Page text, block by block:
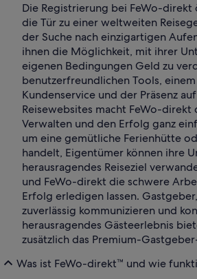
Die Registrierung bei FeWo-
die Tür zu einer weltweiten
der Suche nach einzigartigen
ihnen die Möglichkeit, mit ihrer
eigenen Bedingungen Geld zu
benutzerfreundlichen Tools,
Kundenservice und der Präsenz
Reisewebsites macht FeWo-direkt
Verwalten und den Erfolg ganz
um eine gemütliche Ferienhütte
handelt, Eigentümer können ihre
herausragendes Reiseziel
und FeWo-direkt die schwere
Erfolg erledigen lassen.
zuverlässig kommunizieren und
herausragendes Gästeerlebnis
zusätzlich das Premium-
Was ist FeWo-direkt™ und wie